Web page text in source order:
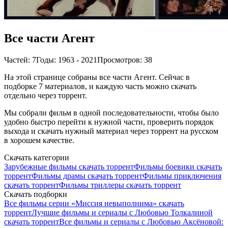
Все части Агент
Частей: 7Годы: 1963 - 2021Просмотров: 38
На этой странице собраны все части Агент. Сейчас в
подборке 7 материалов, и каждую часть можно скачать
отдельно через торрент.
Мы собрали фильм в одной последовательности, чтобы было
удобно быстро перейти к нужной части, проверить порядок
выхода и скачать нужный материал через торрент на русском
в хорошем качестве.
Скачать категории
Зарубежные фильмы скачать торрентФильмы боевики скачать
торрентФильмы драмы скачать торрентФильмы приключения
скачать торрентФильмы триллеры скачать торрент
Скачать подборки
Все фильмы серии «Миссия невыполнима» скачать
торрентЛучшие фильмы и сериалы с Любовью Толкалиной
скачать торрентВсе фильмы и сериалы с Любовью Аксёновой: